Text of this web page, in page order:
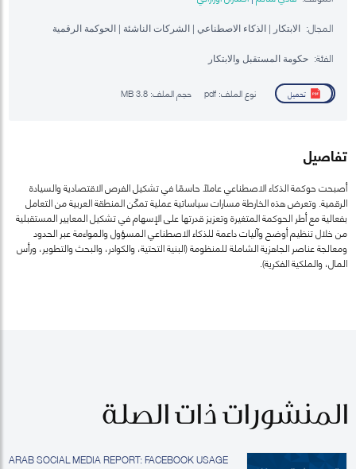
المجال:
الابتكار | الذكاء الاصطناعي | الشركات الناشئة | الحوكمة الرقمية
الفئة: حكومة المستقبل والابتكار
تحميل نوع الملف: pdf حجم الملف: 3.8 MB
تفاصيل
أصبحت حوكمة الذكاء الاصطناعي عاملًا حاسمًا في تشكيل الفرص الاقتصادية والسيادة
الرقمية. وتعرض هذه الخارطة مسارات سياساتية عملية تمكّن المنطقة العربية من التعامل
بفعالية مع أطر الحوكمة المتغيرة وتعزيز قدرتها على الإسهام في تشكيل المعايير المستقبلية
من خلال تنظيم أوضح وآليات داعمة للذكاء الاصطناعي المسؤول والمواءمة عبر الحدود
ومعالجة عناصر الجاهزية الشاملة للمنظومة (البنية التحتية، والكوادر، والبحث والتطوير، ورأس
المال، والملكية الفكرية).
المنشورات ذات الصلة
ARAB SOCIAL MEDIA REPORT: FACEBOOK USAGE